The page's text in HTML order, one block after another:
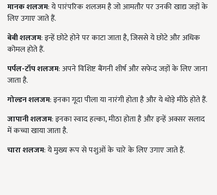
मानक शलजम: ये पारंपरिक शलजम है जो आमतौर पर उनकी खाद्य जड़ों के
लिए उगाए जाते हैं.
बेबी शलजम: इन्हें छोटे होने पर काटा जाता है, जिससे ये छोटे और अधिक
कोमल होते हैं.
पर्पल-टॉप शलजम: अपने विशिष्ट बैंगनी शीर्ष और सफेद जड़ों के लिए जाना
जाता है.
गोल्डन शलजम: इनका गूदा पीला या नारंगी होता है और ये थोड़े मीठे होते हैं.
जापानी शलजम: इनका स्वाद हल्का, मीठा होता है और इन्हें अक्सर सलाद
में कच्चा खाया जाता है.
चारा शलजम: ये मुख्य रूप से पशुओं के चारे के लिए उगाए जाते हैं.